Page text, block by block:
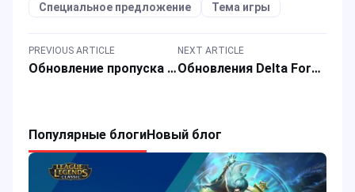
Специальное предложение
Тема игры
PREVIOUS ARTICLE
Обновление пропуска WOW в PUBG Mobile: игровые события, специальные скидки и топ-ап акции
NEXT ARTICLE
Обновления Delta Force сезона 7: новый оперативник, карта и оружие
Популярные блогиНовый блог